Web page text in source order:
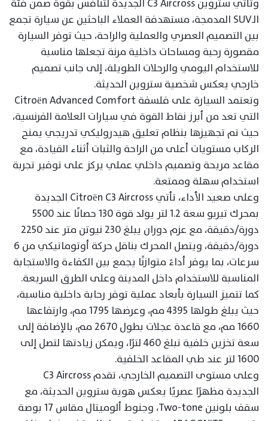
الـSUV المدمجة، مستهدفة العملاء الباحثين عن سيارة تجمع
بين التصميم العصري والعملية والراحة، حيث توفر السيارة
مقصورة رحبة ومساحات داخلية مرنة تجعلها مناسبة
للاستخدام اليومي والرحلات الطويلة، إلى جانب تصميم
خارجي يعكس شخصية ستروين الحديثة.
وتعتمد السيارة على فلسفة Citroën Advanced Comfort
التي تعد من أبرز نقاط القوة في سيارات العلامة الفرنسية،
حيث تم تجهيزها بنظام تعليق هيدروليكي تدريجي يمنح
الركاب مستويات أعلى من الراحة والثبات أثناء القيادة، مع
مقاعد مريحة وتصميم داخلي عملي يركز على توفير تجربة
استخدام سهلة وممتعة.
وعلى صعيد الأداء، تأتي Citroën C3 Aircross الجديدة
بمحرك تيربو سعة 1.2 لتر يولد قوة 130 حصانًا عند 5500
دورة/دقيقة، مع عزم دوران يبلغ 230 نيوتن متر عند 2250
دورة/دقيقة، ويتصل المحرك بناقل حركة أوتوماتيكي من 6
سرعات، بما يوفر أداءً متوازنًا يجمع بين الكفاءة والاستجابة
المناسبة للاستخدام داخل المدينة وعلى الطرق السريعة.
كما تتميز السيارة بأبعاد عملية توفر رحابة داخلية مناسبة،
حيث يبلغ طولها 4395 مم، وعرضها 1795 مم، وارتفاعها
1660 مم، مع قاعدة عجلات بطول 2670 مم، بالإضافة إلى
سعة تخزين خلفية تبلغ 460 لترًا، ويمكن زيادتها لتصل إلى
1600 لتر عند طي المقاعد الخلفية.
وعلى مستوى التصميم الخارجي، تقدم C3 Aircross
الجديدة مظهرًا عصريًا يعكس هوية ستروين الحديثة، مع
سقف بلونين Two-tone، وجنوط ألوميتال مقاس 17 بوصة